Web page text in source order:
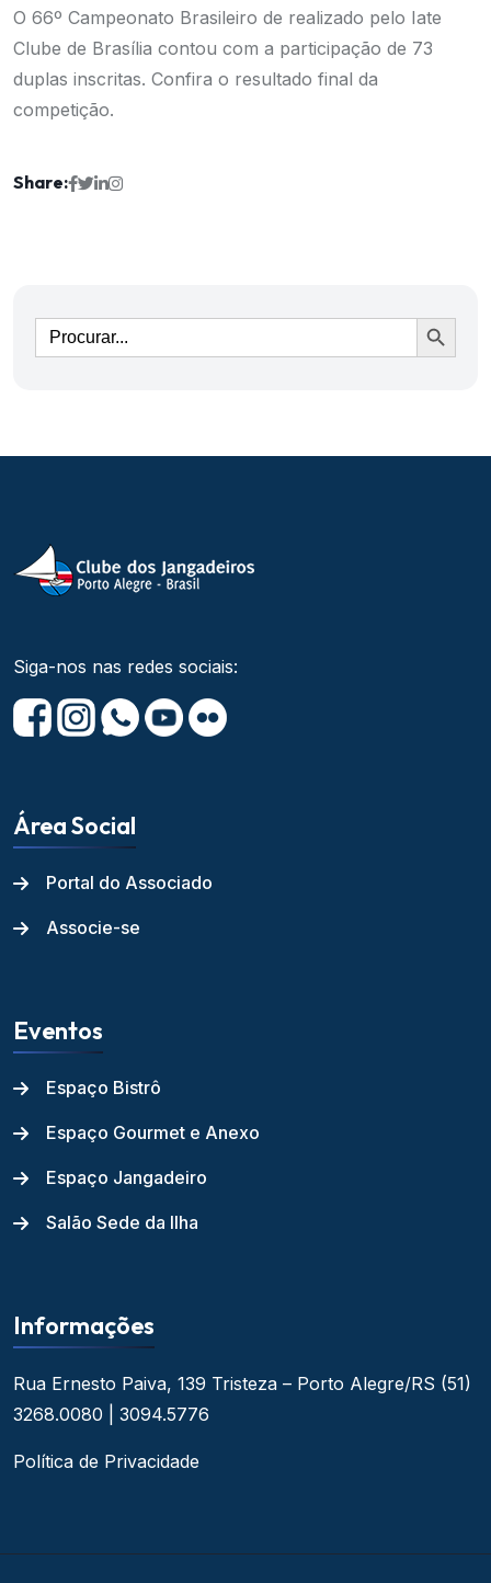
O 66º Campeonato Brasileiro de realizado pelo Iate
Clube de Brasília contou com a participação de 73
duplas inscritas. Confira o resultado final da
competição.
Share:
Ir
Siga-nos nas redes sociais:
Área Social
Portal do Associado
Associe-se
Eventos
Espaço Bistrô
Espaço Gourmet e Anexo
Espaço Jangadeiro
Salão Sede da Ilha
Informações
Rua Ernesto Paiva, 139 Tristeza – Porto Alegre/RS (51)
3268.0080 | 3094.5776
Política de Privacidade